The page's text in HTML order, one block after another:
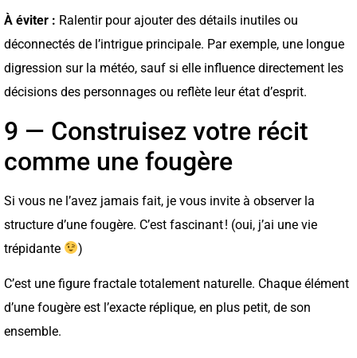
À éviter : Ralentir pour ajouter des détails inutiles ou
déconnectés de l’intrigue principale. Par exemple, une longue
digression sur la météo, sauf si elle influence directement les
décisions des personnages ou reflète leur état d’esprit.
9 — Construisez votre récit
comme une fougère
Si vous ne l’avez jamais fait, je vous invite à observer la
structure d’une fougère. C’est fascinant ! (oui, j’ai une vie
trépidante
)
C’est une figure fractale totalement naturelle. Chaque élément
d’une fougère est l’exacte réplique, en plus petit, de son
ensemble.